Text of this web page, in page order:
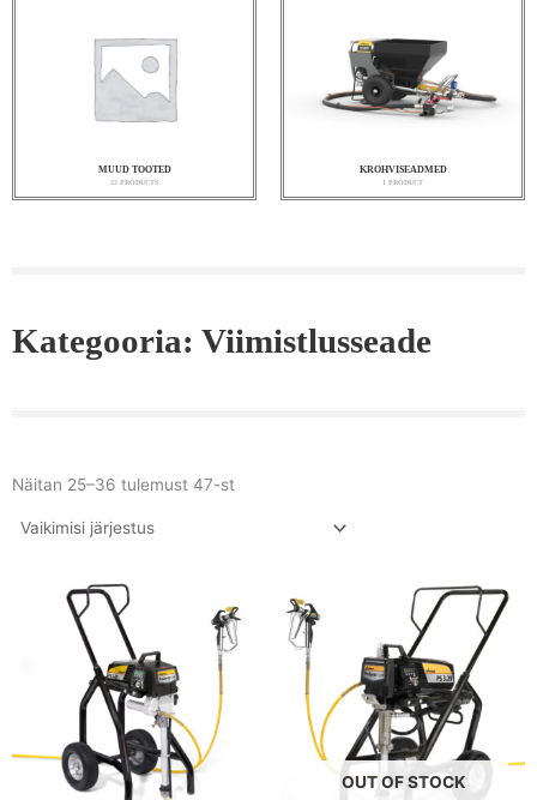
MUUD TOOTED
22 PRODUCTS
KROHVISEADMED
1 PRODUCT
Kategooria: Viimistlusseade
Näitan 25–36 tulemust 47-st
OUT OF STOCK